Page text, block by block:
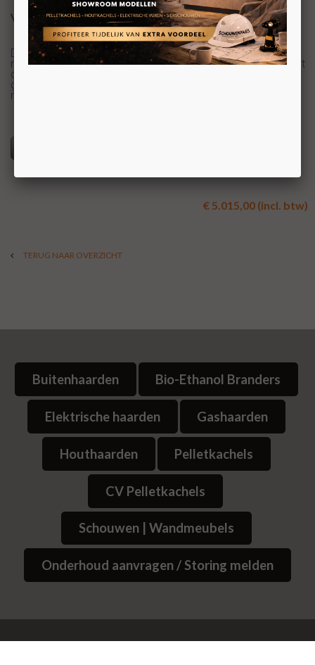
Vermogen
De Wanders Square 75 Tunnel is een houthaard met een
relatief groot vermogen van ruim 15kW. Dat betekent dat
de haard uitermate goed geschikt is voor grote ruimtes,
grote studio's of bijvoorbeeld oude fabriekspanden en
restaurants. De Wanders is een echte blikvanger.
€ 5.015,00 (incl. btw)
TERUG NAAR OVERZICHT
Buitenhaarden Bio-Ethanol Branders
Elektrische haarden Gashaarden
Houthaarden Pelletkachels
CV Pelletkachels
Schouwen | Wandmeubels
Onderhoud aanvragen / Storing melden
© 2026Website Bedrijvenpresentatie.nl